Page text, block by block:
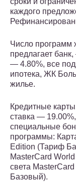
каждого
Число программ
предлагает
— 4.80%, все
ипотека, ЖК
жилье.
Кредитные
ставка —
специальные
программы:
Edition (Тариф
MasterCard
света
Базовый).